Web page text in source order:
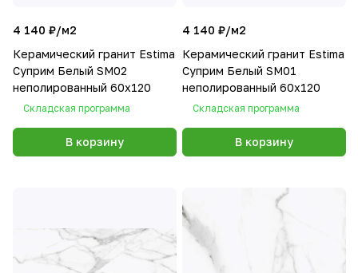
4 140 ₽/м2
Керамический гранит Estima
Суприм Белый SM02
неполированный 60x120
Складская программа
В корзину
4 140 ₽/м2
Керамический гранит Estima
Суприм Белый SM01
неполированный 60x120
Складская программа
В корзину